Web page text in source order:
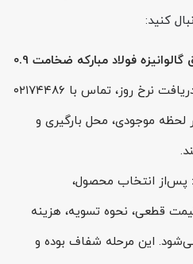
کنید:
استعلام لحظه‌ای قیمت ورق گالوانیزه فولاد مبارکه ضخامت 0.9
سریع‌ترین راه دریافت نرخ روز، تماس با ۰۲۱۷۴۴۸۶
موجودی، محل بارگیری و
پس‌از انتخاب محصول،
قطعی، نحوه تسویه، هزینه
این مرحله شفاف بوده و